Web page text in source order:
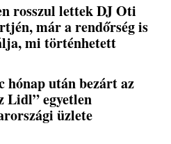
rosszul lettek DJ Oti
már a rendőrség is
mi történhetett
hónap után bezárt az
Lidl” egyetlen
üzlete